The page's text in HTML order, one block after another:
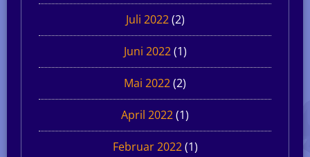
Juli 2022(2)
Juni 2022(1)
Mai 2022(2)
April 2022(1)
Februar 2022(1)